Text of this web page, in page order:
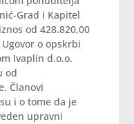
Grad i Kapitel
od 428.820,00
o opskrbi
Ivaplin d.o.o.
od
Članovi
i o tome da je
upravni